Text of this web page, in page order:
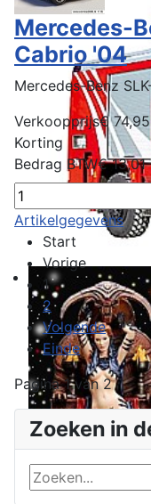
Zoeken in
Mercedes-
Cabrio '04
Mercedes-Benz
Verkoopprijs€ 74,95
Korting
Bedrag BTW€ 13,01
Artikelgegevens
Start
Vorige
1
2
Volgende
Einde
Pagina 1 van 2